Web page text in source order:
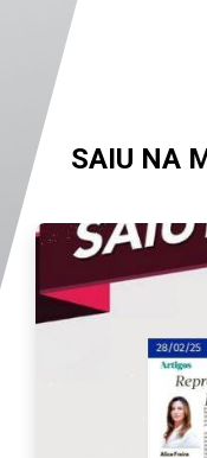
SAIU NA